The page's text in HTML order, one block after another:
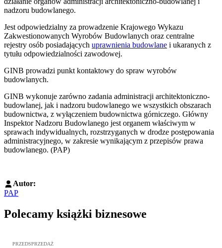
nadzoru budowlanego.
Jest odpowiedzialny za prowadzenie Krajowego Wykazu
Zakwestionowanych Wyrobów Budowlanych oraz centralne
rejestry osób posiadających uprawnienia budowlane i ukaranych z
tytułu odpowiedzialności zawodowej.
GINB prowadzi punkt kontaktowy do spraw wyrobów
budowlanych.
GINB wykonuje zarówno zadania administracji architektoniczno-
budowlanej, jak i nadzoru budowlanego we wszystkich obszarach
budownictwa, z wyłączeniem budownictwa górniczego. Główny
Inspektor Nadzoru Budowlanego jest organem właściwym w
sprawach indywidualnych, rozstrzyganych w drodze postępowania
administracyjnego, w zakresie wynikającym z przepisów prawa
budowlanego. (PAP)
Autor:
PAP
Polecamy książki biznesowe
Przejdź do: Dyrektywa NIS2. Komentarz [PRZEDSPRZEDAŻ],
PRZEDSPRZEDAŻ